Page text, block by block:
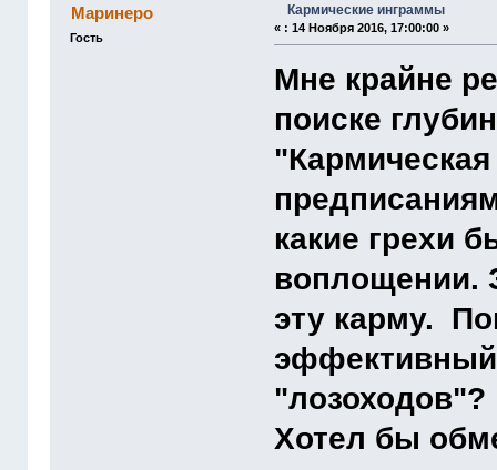
Маринеро
Гость
Кармические инграммы
« : 14 Ноября 2016, 17:00:00 »
Мне крайне
поиске
какие грехи
воплощении.
эту карму.
эффективный
"лозоходов"?
Хотел бы